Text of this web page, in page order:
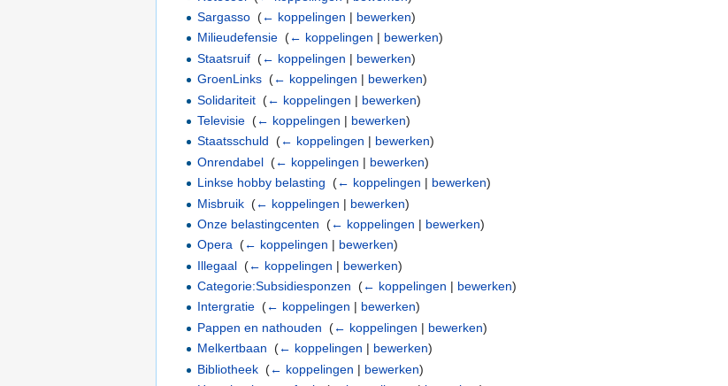
Sargasso (← koppelingen | bewerken)
Milieudefensie (← koppelingen | bewerken)
Staatsruif (← koppelingen | bewerken)
GroenLinks (← koppelingen | bewerken)
Solidariteit (← koppelingen | bewerken)
Televisie (← koppelingen | bewerken)
Staatsschuld
(← koppelingen | bewerken)
Onrendabel (← koppelingen | bewerken)
Linkse hobby belasting
(← koppelingen | bewerken)
Misbruik (← koppelingen | bewerken)
Onze belastingcenten
(← koppelingen | bewerken)
Opera (← koppelingen | bewerken)
Illegaal (← koppelingen | bewerken)
Categorie:Subsidiesponzen
(← koppelingen | bewerken)
Intergratie (← koppelingen | bewerken)
Pappen en nathouden
(← koppelingen | bewerken)
Melkertbaan
(← koppelingen | bewerken)
Bibliotheek (← koppelingen | bewerken)